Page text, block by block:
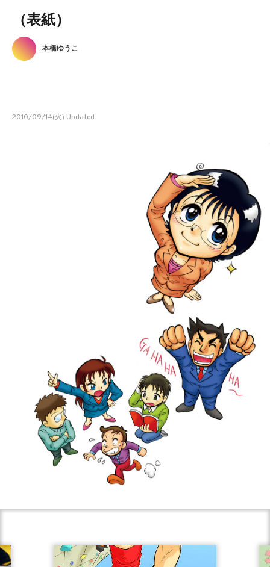
（表紙）
本橋ゆうこ
2010/09/14(火) Updated